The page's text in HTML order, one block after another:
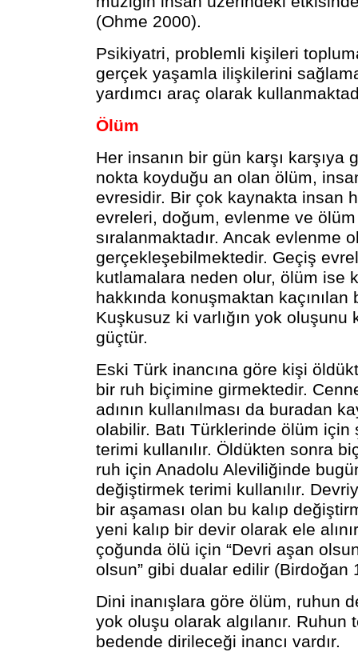
(Ohme 2000).
Psikiyatri, problemli kişileri
gerçek yaşamla ilişkilerini
yardımcı araç olarak
Ölüm
Her insanın bir gün karşı karşıya
nokta koyduğu an olan ölüm,
evresidir. Bir çok kaynakta insan
evreleri, doğum, evlenme ve
sıralanmaktadır. Ancak evlenme
gerçekleşebilmektedir. Geçiş
kutlamalara neden olur, ölüm ise
hakkında konuşmaktan kaçınılan
Kuşkusuz ki varlığın yok oluşunu
güçtür.
Eski Türk inancına göre kişi
bir ruh biçimine girmektedir.
adının kullanılması da buradan
olabilir. Batı Türklerinde ölüm için
terimi kullanılır. Öldükten sonra
ruh için Anadolu Aleviliğinde
değiştirmek terimi kullanılır.
bir aşaması olan bu kalıp
yeni kalıp bir devir olarak ele
çoğunda ölü için “Devri aşan
olsun” gibi dualar edilir (Birdoğan
Dini inanışlara göre ölüm, ruhun
yok oluşu olarak algılanır. Ruhun
bedende dirileceği inancı vardır.